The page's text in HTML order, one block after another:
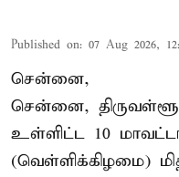
Published on: 07 Aug 2026,
சென்னை,
சென்னை,
உள்ளிட்ட 10
(வெள்ளிக்கிழமை)